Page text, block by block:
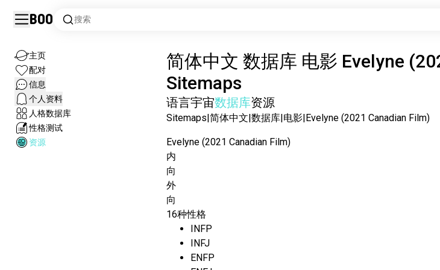
Boo 搜索
主页
配对
信息
个人资料
人格数据库
性格测试
资源
简体中文 数据库 电影 Evelyne
Sitemaps
语言宇宙数据库资源
Sitemaps|简体中文|数据库|电影|Evelyne (2021 Canadian Film)
Evelyne (2021 Canadian Film)
内
向
外
向
16种性格
INFP
INFJ
ENFP